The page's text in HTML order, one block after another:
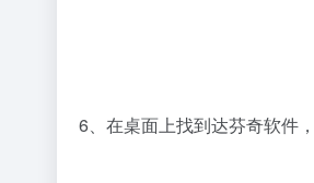
6、在桌面上找到达芬奇软件